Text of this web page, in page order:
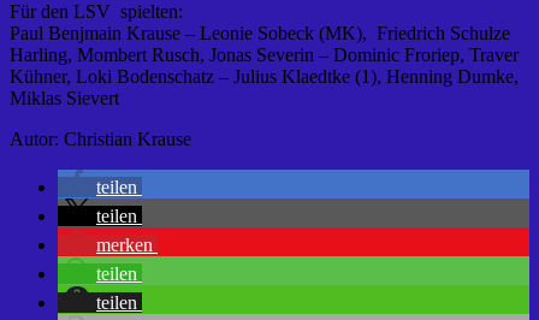
Für den LSV spielten:
Paul Benjmain Krause – Leonie Sobeck (MK), Friedrich Schulze
Harling, Mombert Rusch, Jonas Severin – Dominic Froriep, Traver
Kühner, Loki Bodenschatz – Julius Klaedtke (1), Henning Dumke,
Miklas Sievert
Autor: Christian Krause
teilen
teilen
merken
teilen
teilen